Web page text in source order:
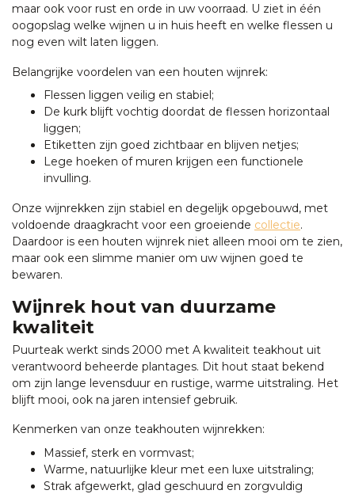
maar ook voor rust en orde in uw voorraad. U ziet in één
oogopslag welke wijnen u in huis heeft en welke flessen u
nog even wilt laten liggen.
Belangrijke voordelen van een houten wijnrek:
Flessen liggen veilig en stabiel;
De kurk blijft vochtig doordat de flessen horizontaal
liggen;
Etiketten zijn goed zichtbaar en blijven netjes;
Lege hoeken of muren krijgen een functionele
invulling.
Onze wijnrekken zijn stabiel en degelijk opgebouwd, met
voldoende draagkracht voor een groeiende collectie.
Daardoor is een houten wijnrek niet alleen mooi om te zien,
maar ook een slimme manier om uw wijnen goed te
bewaren.
Wijnrek hout van duurzame
kwaliteit
Puurteak werkt sinds 2000 met A kwaliteit teakhout uit
verantwoord beheerde plantages. Dit hout staat bekend
om zijn lange levensduur en rustige, warme uitstraling. Het
blijft mooi, ook na jaren intensief gebruik.
Kenmerken van onze teakhouten wijnrekken:
Massief, sterk en vormvast;
Warme, natuurlijke kleur met een luxe uitstraling;
Strak afgewerkt, glad geschuurd en zorgvuldig